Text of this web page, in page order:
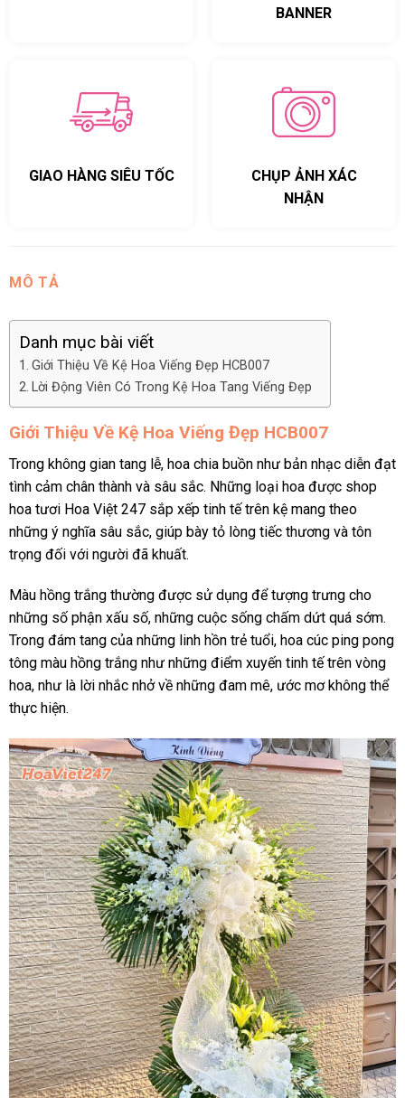
BANNER
GIAO HÀNG SIÊU TỐC
CHỤP ẢNH XÁC
NHẬN
MÔ TẢ
Danh mục bài viết
Giới Thiệu Về Kệ Hoa Viếng Đẹp HCB007
Lời Động Viên Có Trong Kệ Hoa Tang Viếng Đẹp
Giới Thiệu Về Kệ Hoa Viếng Đẹp HCB007
Trong không gian tang lễ, hoa chia buồn như bản nhạc diễn đạt
tình cảm chân thành và sâu sắc. Những loại hoa được shop
hoa tươi Hoa Việt 247 sắp xếp tinh tế trên kệ mang theo
những ý nghĩa sâu sắc, giúp bày tỏ lòng tiếc thương và tôn
trọng đối với người đã khuất.
Màu hồng trắng thường được sử dụng để tượng trưng cho
những số phận xấu số, những cuộc sống chấm dứt quá sớm.
Trong đám tang của những linh hồn trẻ tuổi, hoa cúc ping pong
tông màu hồng trắng như những điểm xuyến tinh tế trên vòng
hoa, như là lời nhắc nhở về những đam mê, ước mơ không thể
thực hiện.